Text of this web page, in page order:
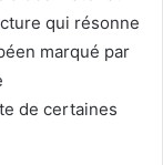
qui résonne
marqué par
de certaines